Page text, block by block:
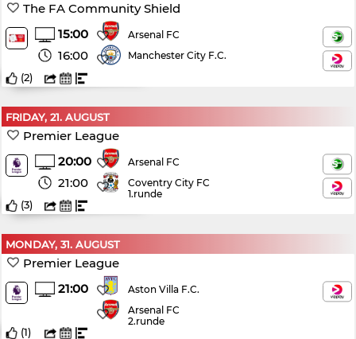
The FA Community Shield
15:00
16:00
Arsenal FC
Manchester City F.C.
(2)
FRIDAY, 21. AUGUST
Premier League
20:00
21:00
Arsenal FC
Coventry City FC
1.runde
(3)
MONDAY, 31. AUGUST
Premier League
21:00
Aston Villa F.C.
Arsenal FC
2.runde
(1)